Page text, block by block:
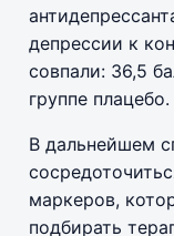
депрессии к
совпали: 36,5
группе плацебо.
В дальнейшем
маркеров,
подбирать